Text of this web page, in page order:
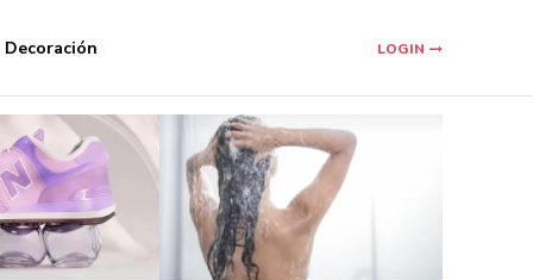
Decoración LOGIN